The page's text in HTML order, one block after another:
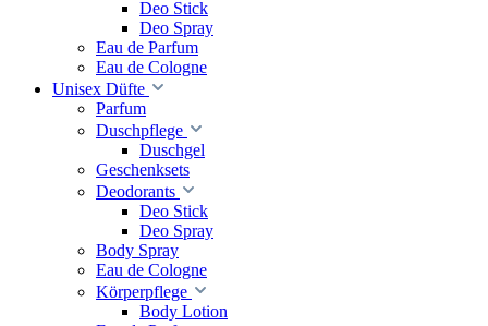
Deo Stick
Deo Spray
Eau de Parfum
Eau de Cologne
Unisex Düfte
Parfum
Duschpflege
Duschgel
Geschenksets
Deodorants
Deo Stick
Deo Spray
Body Spray
Eau de Cologne
Körperpflege
Body Lotion